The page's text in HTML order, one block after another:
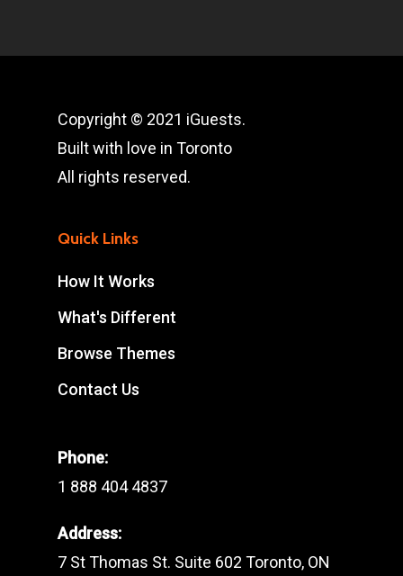
Copyright © 2021 iGuests.
Built with love in Toronto
All rights reserved.
Quick Links
How It Works
What's Different
Browse Themes
Contact Us
Phone:
1 888 404 4837
Address:
7 St Thomas St. Suite 602 Toronto, ON